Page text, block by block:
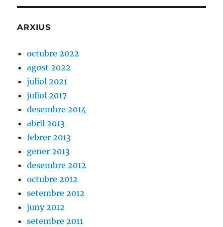
ARXIUS
octubre 2022
agost 2022
juliol 2021
juliol 2017
desembre 2014
abril 2013
febrer 2013
gener 2013
desembre 2012
octubre 2012
setembre 2012
juny 2012
setembre 2011